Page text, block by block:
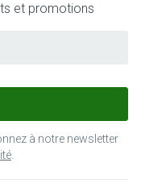
et promotions
à notre newsletter